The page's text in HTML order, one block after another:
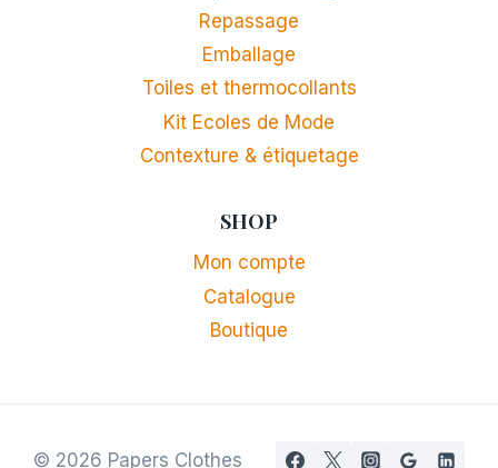
Repassage
Emballage
Toiles et thermocollants
Kit Ecoles de Mode
Contexture & étiquetage
SHOP
Mon compte
Catalogue
Boutique
© 2026 Papers Clothes